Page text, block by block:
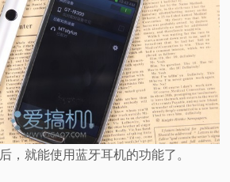
，就能使用蓝牙耳机的功能了。